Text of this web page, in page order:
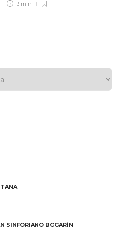
3 min
SINFORIANO BOGARÍN